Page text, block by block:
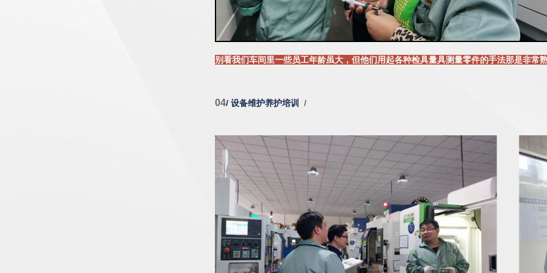
别看我们车间里一些员工年龄虽大，但他们用起各种检具量具测量零件的手法那是非常
04/ 设备维护养护培训 /